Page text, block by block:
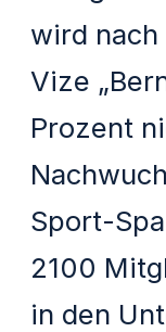
wird nach
Vize
Prozent
Sport-
2100
in den